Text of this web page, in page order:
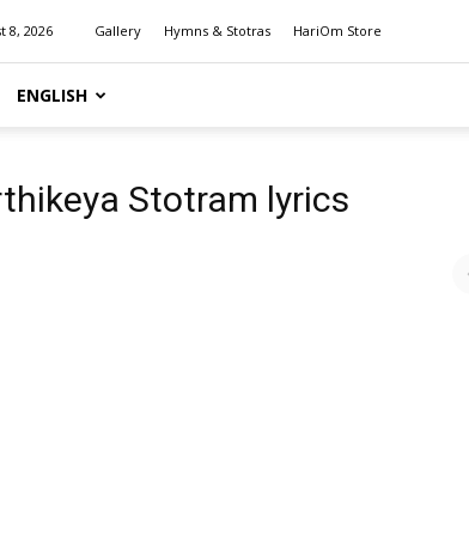
8, 2026 Gallery Hymns & Stotras HariOm Store
ENGLISH
Stotram lyrics